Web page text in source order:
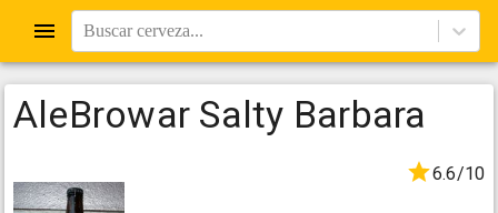
Buscar cerveza...
AleBrowar Salty Barbara
6.6/10